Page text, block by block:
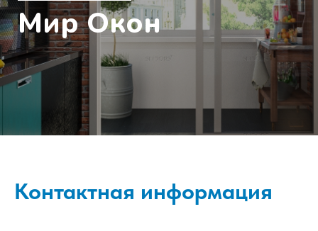
Контактная информация